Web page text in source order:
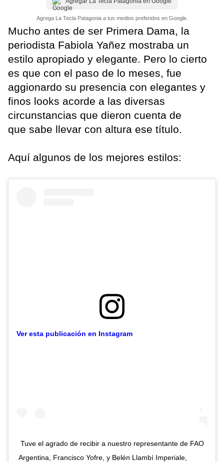
Agrega La Tecla Patagonia a tus medios preferidos en Google.
Mucho antes de ser Primera Dama, la
periodista Fabiola Yañez mostraba un
estilo apropiado y elegante. Pero lo cierto
es que con el paso de lo meses, fue
aggionardo su presencia con elegantes y
finos looks acorde a las diversas
circunstancias que dieron cuenta de
que sabe llevar con altura ese título.
Aquí algunos de los mejores estilos:
Ver esta publicación en Instagram
⁣ Tuve el agrado de recibir a nuestro representante de FAO
Argentina, Francisco Yofre, y Belén Llambí Imperiale,